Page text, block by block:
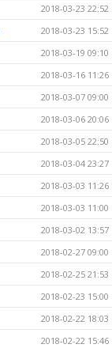
2018-03-23 22:52
2018-03-23 15:52
2018-03-19 09:10
2018-03-16 11:26
2018-03-07 09:00
2018-03-06 20:06
2018-03-05 22:50
2018-03-04 23:27
2018-03-03 11:26
2018-03-03 11:00
2018-03-02 13:57
2018-02-27 09:00
2018-02-25 21:53
2018-02-23 15:00
2018-02-22 18:03
2018-02-22 15:46